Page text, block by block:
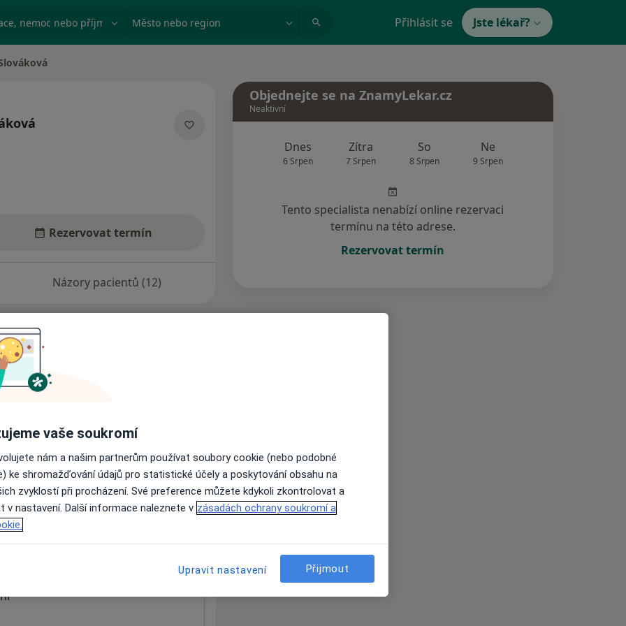
nemoc nebo příjmení Město nebo region Přihlásit se Jste lékař?
Rezervovat termín
Názory pacientů (12)
nejsou k dispozici
informace o svých službách.
Objednejte se na ZnamyLekar.cz
Neaktivní
Dnes
6 Srpen
Zítra
7 Srpen
So
8 Srpen
Ne
9 Srpen
Tento specialista nenabízí online rezervaci
termínu na této adrese.
Rezervovat termín
vaše soukromí
nám a našim partnerům používat soubory cookie (nebo podobné
ke shromažďování údajů pro statistické účely a poskytování obsahu na
zvyklostí při procházení. Své preference můžete kdykoli zkontrolovat a
v nastavení. Další informace naleznete v zásadách ochrany soukromí a
Upravit nastavení Přijmout